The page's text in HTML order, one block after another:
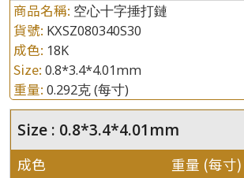
商品名稱: 空心十字捶打鏈
貨號: KXSZ080340S30
成色: 18K
Size: 0.8*3.4*4.01mm
重量: 0.292克(每寸)
Size : 0.8*3.4*4.01mm
成色 重量 (每寸)